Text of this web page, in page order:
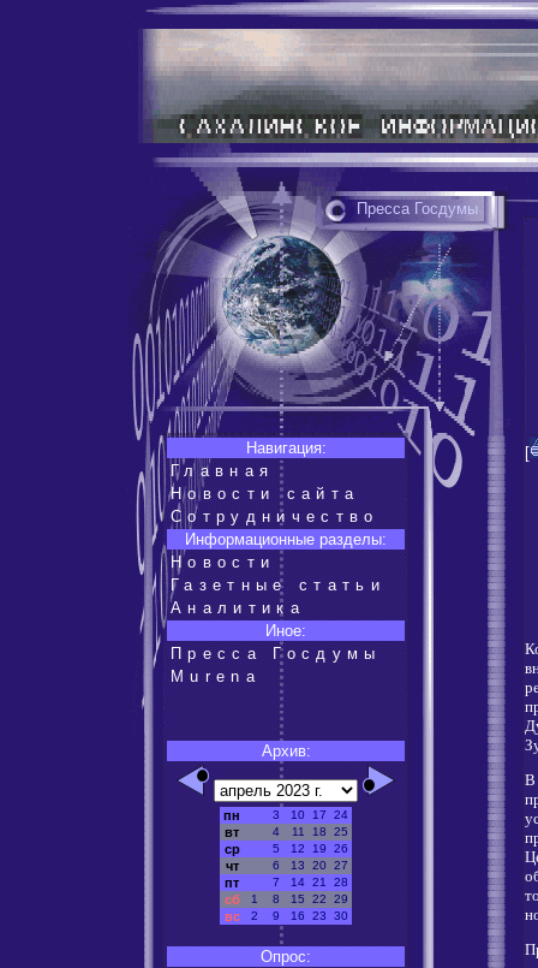
Пресса Госдумы
Навигация:
Главная
Новости сайта
Сотрудничество
Информационные разделы:
Новости
Газетные статьи
Аналитика
Иное:
Пресса Госдумы
Murena
Архив:
пн 3 10 17 24
вт 4 11 18 25
ср 5 12 19 26
чт 6 13 20 27
пт 7 14 21 28
сб 1 8 15 22 29
вс 2 9 16 23 30
Опрос:
[
В